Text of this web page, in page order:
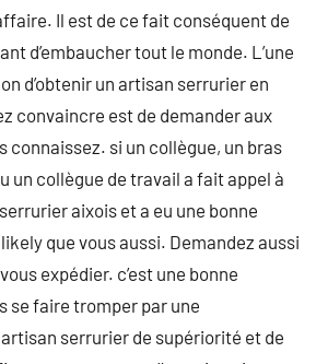
Il est de ce fait conséquent de
d’embaucher tout le monde. L’une
d’obtenir un artisan serrurier en
convaincre est de demander aux
connaissez. si un collègue, un bras
un collègue de travail a fait appel à
aixois et a eu une bonne
que vous aussi. Demandez aussi
expédier. c’est une bonne
se faire tromper par une
serrurier de supériorité et de